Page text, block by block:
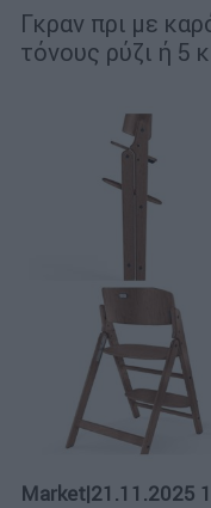
Γκραν πρι με
τόνους ρύζι ή 5
Market|21.11.2025